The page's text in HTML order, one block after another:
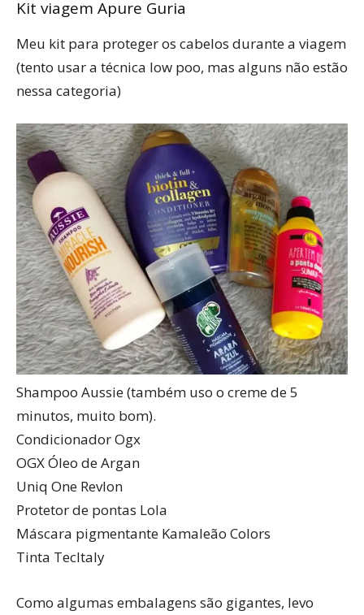
Kit viagem Apure Guria
Meu kit para proteger os cabelos durante a viagem
(tento usar a técnica low poo, mas alguns não estão
nessa categoria)
Shampoo Aussie (também uso o creme de 5
minutos, muito bom).
Condicionador Ogx
OGX Óleo de Argan
Uniq One Revlon
Protetor de pontas Lola
Máscara pigmentante Kamaleão Colors
Tinta TecItaly
Como algumas embalagens são gigantes, levo